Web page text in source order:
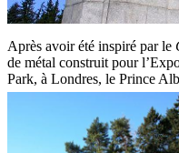
Après avoir été inspiré par le
de métal construit pour
Park, à Londres, le Prince